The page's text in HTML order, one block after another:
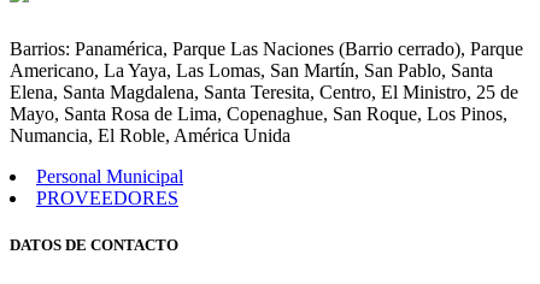
la
Obra
de
Iluminación
en
Barrios: Panamérica, Parque Las Naciones (Barrio cerrado), Parque
Americano, La Yaya, Las Lomas, San Martín, San Pablo, Santa
Elena, Santa Magdalena, Santa Teresita, Centro, El Ministro, 25 de
Mayo, Santa Rosa de Lima, Copenaghue, San Roque, Los Pinos,
Numancia, El Roble, América Unida
Personal Municipal
PROVEEDORES
DATOS DE CONTACTO